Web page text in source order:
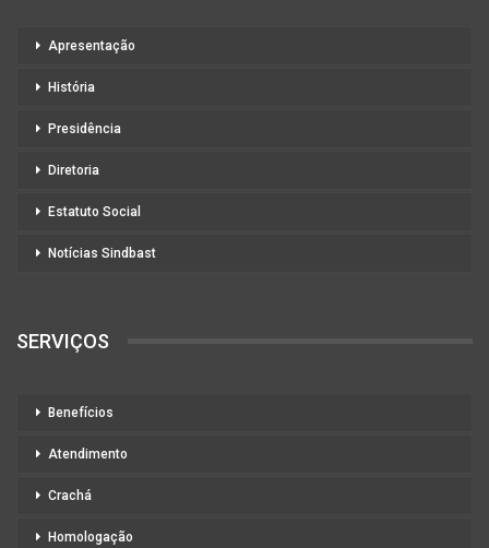
Apresentação
História
Presidência
Diretoria
Estatuto Social
Notícias Sindbast
SERVIÇOS
Benefícios
Atendimento
Crachá
Homologação